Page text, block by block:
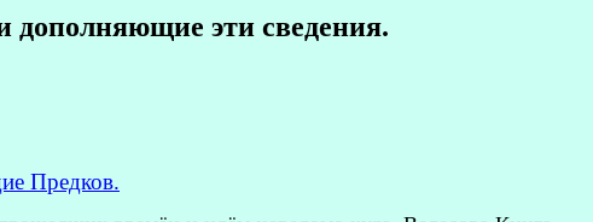
дополняющие эти сведения.
Предков.